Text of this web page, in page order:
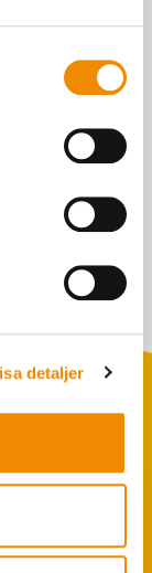
detaljer
inställningar